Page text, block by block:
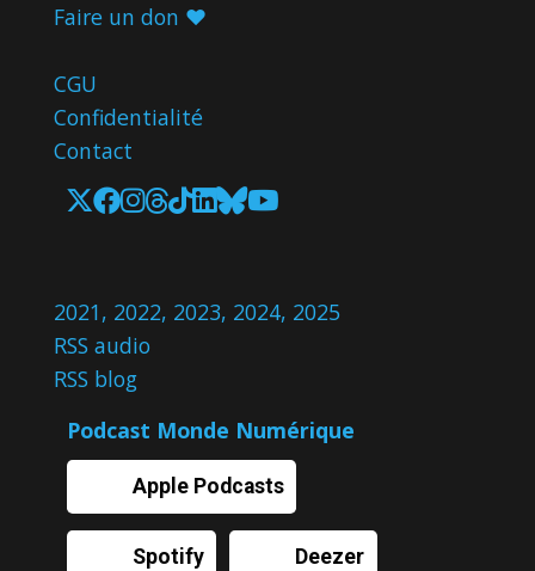
Faire un don ♥️
CGU
Confidentialité
Contact
2021, 2022, 2023, 2024, 2025
RSS audio
RSS blog
Podcast Monde Numérique
Apple Podcasts
Spotify Deezer